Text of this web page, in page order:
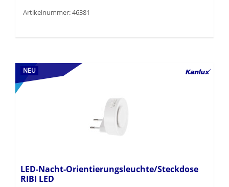
Artikelnummer: 46381
NEU
LED-Nacht-Orientierungsleuchte/Steckdose
RIBI LED